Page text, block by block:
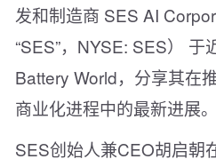
发和制造商 SES AI
“SES”，NYSE: SES） 于
Battery World，分享其在
商业化进程中的最新进展。
SES创始人兼CEO胡启朝